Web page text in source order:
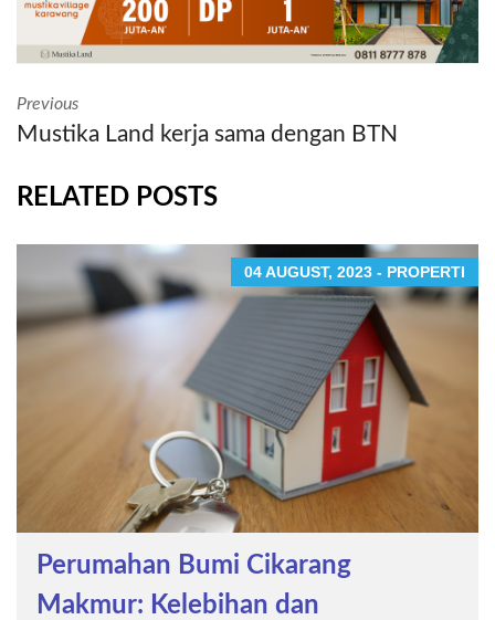
Previous
Mustika Land kerja sama dengan BTN
RELATED POSTS
04 AUGUST, 2023 - PROPERTI
Perumahan Bumi Cikarang
Makmur: Kelebihan dan